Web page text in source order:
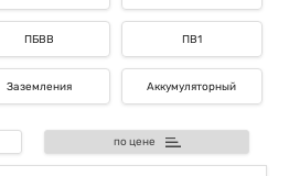
ПБВВ ПВ1
Заземления Аккумуляторный
по цене